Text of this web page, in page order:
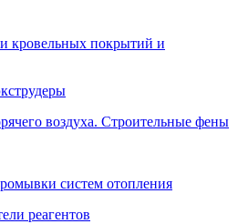
кровельных покрытий и
воздуха. Строительные фены
систем отопления
реагентов